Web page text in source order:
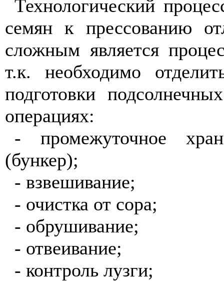
Технологический
семян к прессованию
сложным является
т.к. необходимо
подготовки
операциях:
- промежуточное
(бункер);
- взвешивание;
- очистка от сора;
- обрушивание;
- отвеивание;
- контроль лузги;